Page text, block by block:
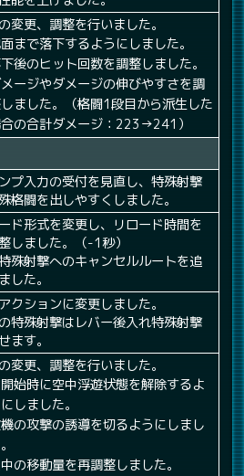
変更、調整を行いました。
まで落下するようにしました。
後のヒット回数を調整しました。
ージやダメージの伸びやすさを調
ました。（格闘1段目から派生した
の合計ダメージ：223→241）
プ入力の受付を見直し、特殊射撃
格闘を出しやすくしました。
ド形式を変更し、リロード時間を
しました。（-1秒）
殊射撃へのキャンセルルートを追
した。
クションに変更しました。
特殊射撃はレバー後入れ特殊射撃
ます。
変更、調整を行いました。
始時に空中浮遊状態を解除するよ
しました。
の攻撃の誘導を切るようにしまし
の移動量を再調整しました。